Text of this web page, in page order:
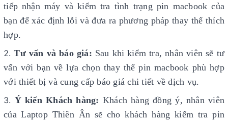
tiếp nhận máy và kiểm tra tình trạng pin macbook của
bạn để xác định lỗi và đưa ra phương pháp thay thế thích
hợp.
Tư vấn và báo giá: Sau khi kiểm tra, nhân viên sẽ tư
vấn với bạn về lựa chọn thay thế pin macbook phù hợp
với thiết bị và cung cấp báo giá chi tiết về dịch vụ.
Ý kiến Khách hàng: Khách hàng đồng ý, nhân viên
của Laptop Thiên Ân sẽ cho khách hàng kiểm tra pin